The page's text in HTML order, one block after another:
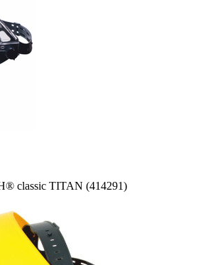
classic TITAN (414291)